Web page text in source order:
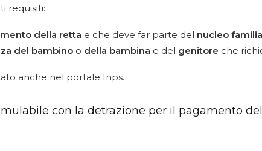
requisiti:
della retta e che deve far parte del nucleo
del bambino o della bambina e del genitore che
anche nel portale Inps.
con la detrazione per il pagamento